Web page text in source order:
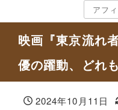
アフ
映画『東京流れ
優の躍動、どれ
2024年10月11日